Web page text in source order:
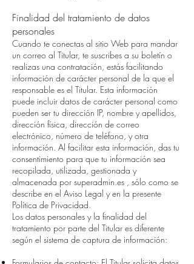
Finalidad del tratamiento de datos
personales
Cuando te conectas al sitio Web para mandar
un correo al Titular, te suscribes a su boletín o
realizas una contratación, estás facilitando
información de carácter personal de la que el
responsable es el Titular. Esta información
puede incluir datos de carácter personal como
pueden ser tu dirección IP, nombre y apellidos,
dirección física, dirección de correo
electrónico, número de teléfono, y otra
información. Al facilitar esta información, das tu
consentimiento para que tu información sea
recopilada, utilizada, gestionada y
almacenada por superadmin.es , sólo como se
describe en el Aviso Legal y en la presente
Política de Privacidad.
Los datos personales y la finalidad del
tratamiento por parte del Titular es diferente
según el sistema de captura de información: